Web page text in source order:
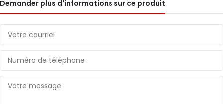
Demander plus d'informations sur ce produit